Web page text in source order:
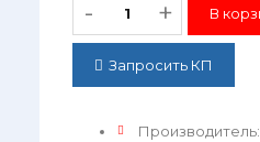
- +
Запросить КП
Производитель: